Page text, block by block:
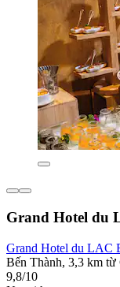
Grand Hotel du
Grand Hotel du LAC
Bến Thành, 3,3 km
9,8/10